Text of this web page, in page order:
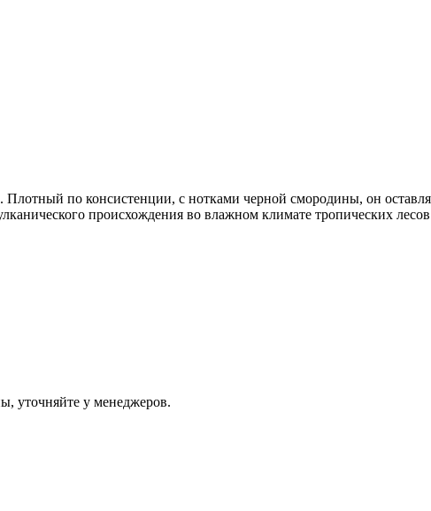
Плотный по консистенции, с нотками черной смородины, он
происхождения во влажном климате тропических
уточняйте у менеджеров.